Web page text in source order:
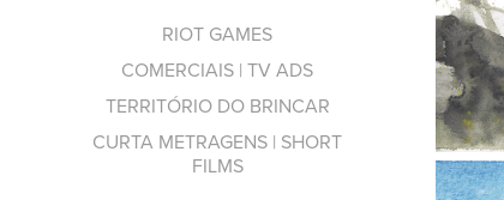
RIOT GAMES
COMERCIAIS | TV ADS
TERRITÓRIO DO BRINCAR
CURTA METRAGENS | SHORT
FILMS